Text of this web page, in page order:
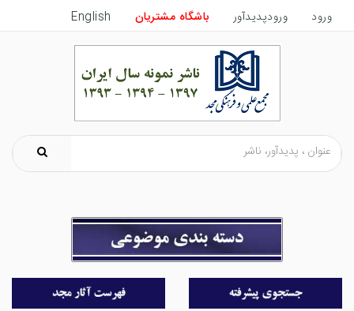
ورود ورودپدیدآور باشگاه مشتریان English